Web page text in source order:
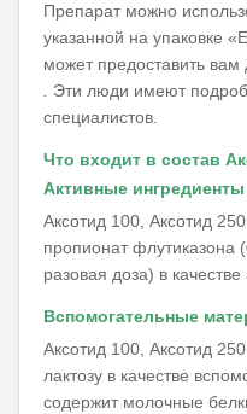
Препарат можно
указанной на упаковке
может предоставить
Эти люди имеют
специалистов.
Что входит в состав
Активные ингредиенты
Аксотид 100, Аксотид
пропионат флутиказона
разовая доза) в качестве
Вспомогательные
Аксотид 100, Аксотид
лактозу в качестве
содержит молочные